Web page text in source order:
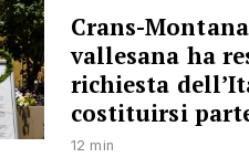
Crans-
vallesana ha
richiesta
costituirsi
12 min